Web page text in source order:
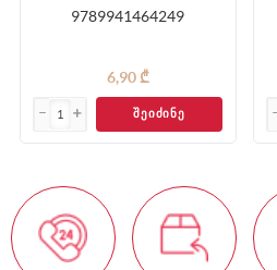
9789941464249
6,90 ₾
ᲨᲔᲘᲫᲘᲜᲔ